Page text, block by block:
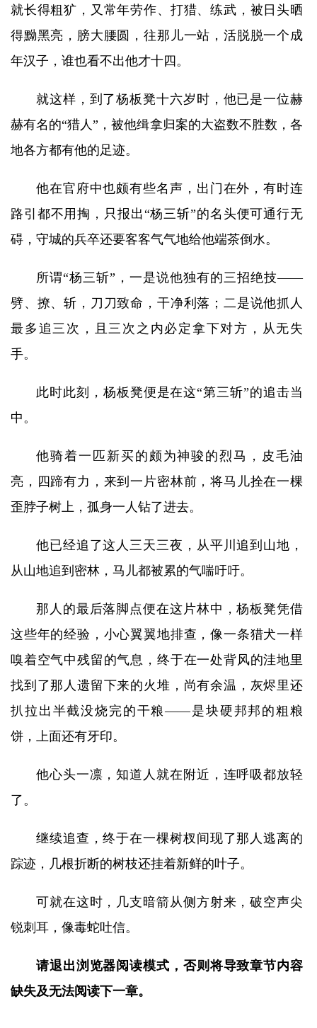
就长得粗犷，又常年劳作、打猎、练武，被日头晒
得黝黑亮，膀大腰圆，往那儿一站，活脱脱一个成
年汉子，谁也看不出他才十四。
就这样，到了杨板凳十六岁时，他已是一位赫
赫有名的“猎人”，被他缉拿归案的大盗数不胜数，各
地各方都有他的足迹。
他在官府中也颇有些名声，出门在外，有时连
路引都不用掏，只报出“杨三斩”的名头便可通行无
碍，守城的兵卒还要客客气气地给他端茶倒水。
所谓“杨三斩”，一是说他独有的三招绝技——
劈、撩、斩，刀刀致命，干净利落；二是说他抓人
最多追三次，且三次之内必定拿下对方，从无失
手。
此时此刻，杨板凳便是在这“第三斩”的追击当
中。
他骑着一匹新买的颇为神骏的烈马，皮毛油
亮，四蹄有力，来到一片密林前，将马儿拴在一棵
歪脖子树上，孤身一人钻了进去。
他已经追了这人三天三夜，从平川追到山地，
从山地追到密林，马儿都被累的气喘吁吁。
那人的最后落脚点便在这片林中，杨板凳凭借
这些年的经验，小心翼翼地排查，像一条猎犬一样
嗅着空气中残留的气息，终于在一处背风的洼地里
找到了那人遗留下来的火堆，尚有余温，灰烬里还
扒拉出半截没烧完的干粮——是块硬邦邦的粗粮
饼，上面还有牙印。
他心头一凛，知道人就在附近，连呼吸都放轻
了。
继续追查，终于在一棵树杈间现了那人逃离的
踪迹，几根折断的树枝还挂着新鲜的叶子。
可就在这时，几支暗箭从侧方射来，破空声尖
锐刺耳，像毒蛇吐信。
请退出浏览器阅读模式，否则将导致章节内容
缺失及无法阅读下一章。